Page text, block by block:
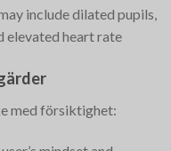
include dilated pupils,
elevated heart rate​
med försiktighet: